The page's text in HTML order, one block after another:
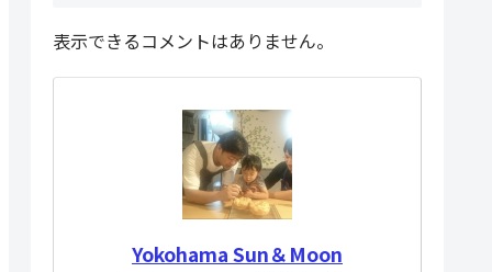
表示できるコメントはありません。
Yokohama Sun＆Moon